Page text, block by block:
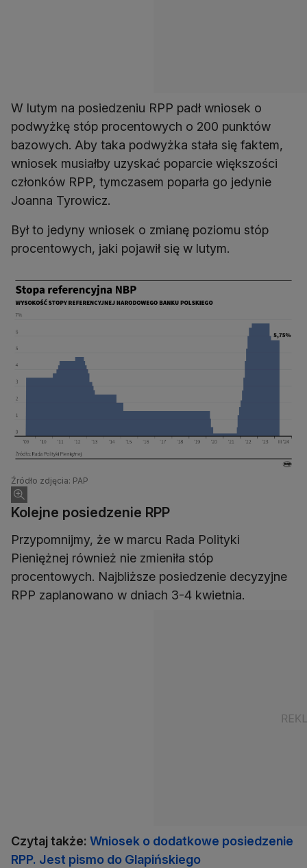
W lutym na posiedzeniu RPP padł wniosek o
podwyżkę stóp procentowych o 200 punktów
bazowych. Aby taka podwyżka stała się faktem,
wniosek musiałby uzyskać poparcie większości
członków RPP, tymczasem poparła go jedynie
Joanna Tyrowicz.
Był to jedyny wniosek o zmianę poziomu stóp
procentowych, jaki pojawił się w lutym.
Źródło zdjęcia: PAP
Kolejne posiedzenie RPP
Przypomnijmy, że w marcu Rada Polityki
Pieniężnej również nie zmieniła stóp
procentowych. Najbliższe posiedzenie decyzyjne
RPP zaplanowano w dniach 3-4 kwietnia.
Czytaj także: Wniosek o dodatkowe posiedzenie
RPP. Jest pismo do Glapińskiego